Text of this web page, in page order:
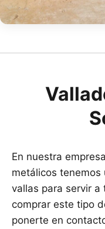
En nuestra
metálicos
vallas para servir a
comprar este tipo
ponerte en